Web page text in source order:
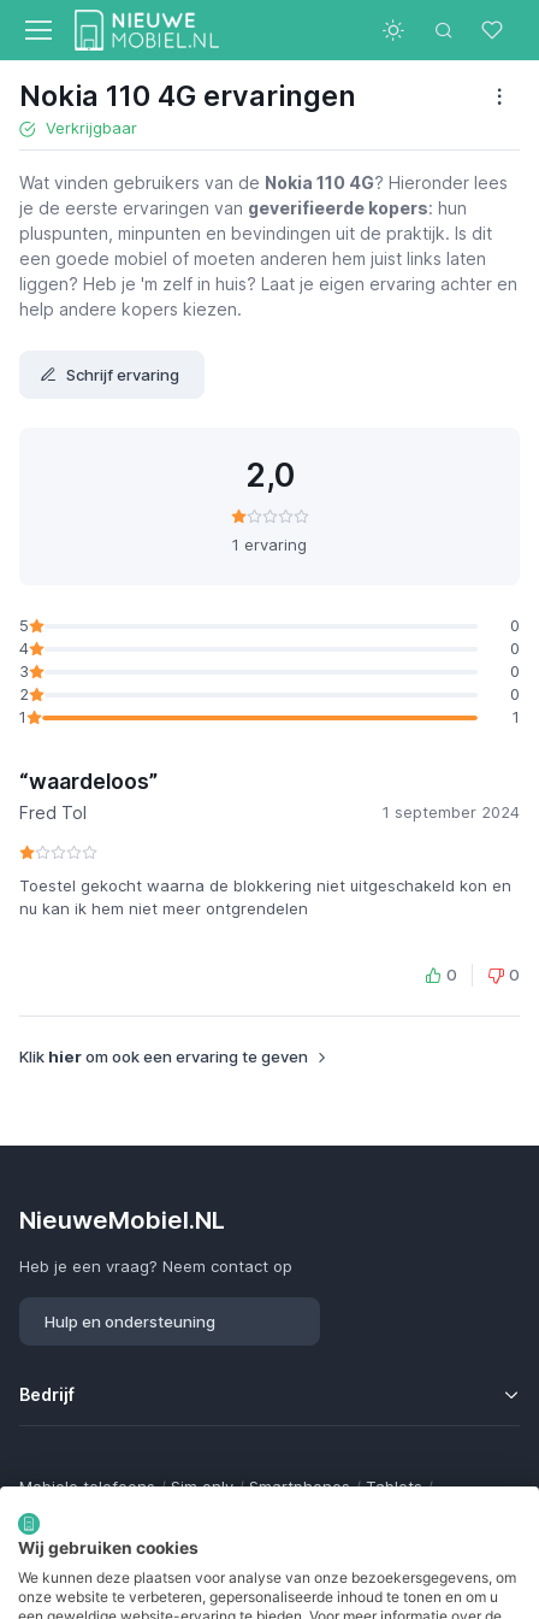
Nokia 110 4G ervaringen
Verkrijgbaar
Wat vinden gebruikers van de Nokia 110 4G? Hieronder lees
je de eerste ervaringen van geverifieerde kopers: hun
pluspunten, minpunten en bevindingen uit de praktijk. Is dit
een goede mobiel of moeten anderen hem juist links laten
liggen? Heb je 'm zelf in huis? Laat je eigen ervaring achter en
help andere kopers kiezen.
Schrijf ervaring
2,0
1 ervaring
5
0
4
0
3
0
2
0
1
1
“waardeloos”
Fred Tol 1 september 2024
Toestel gekocht waarna de blokkering niet uitgeschakeld kon en
nu kan ik hem niet meer ontgrendelen
0 0
Klik hierom ook een ervaring te geven
NieuweMobiel.NL
Heb je een vraag? Neem contact op
Hulp en ondersteuning
Bedrijf
Mobiele telefoons / Sim only / Smartphones / Tablets /
Smartwatches
Bluetooth trackers / Opladers
Samsung Galaxy
Gamingtelefoons / Foldables / Robuuste telefoons /
Seniorentelefoons / Waterdichte telefoons / Refurbished
Wij gebruiken cookies
We kunnen deze plaatsen voor analyse van onze bezoekersgegevens, om
onze website te verbeteren, gepersonaliseerde inhoud te tonen en om u